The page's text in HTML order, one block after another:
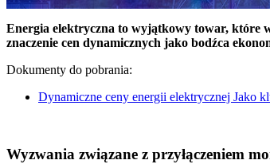
Energia elektryczna to wyjątkowy towar, które
znaczenie cen dynamicznych jako bodźca
Dokumenty do pobrania:
Dynamiczne ceny energii elektrycznej Jako
Wyzwania związane z przyłączeniem